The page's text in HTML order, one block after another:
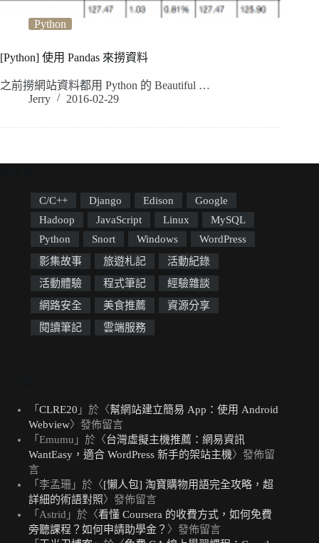
Python
[Python] 使用 Pandas 來撈資料
之前撈網站資料都用 Python 的 Beautiful …
Jerry
2016-02-29
C/C++ Django Edison
Google
Hadoop
JavaScript Linux
MySQL
Python
Snort Windows
WordPress
影集故事
旅遊札記
活動紀錄
活動體驗
程式筆記
經驗雜談
網路安全
美食推薦
資源分享
閱讀筆記
雲端服務
「 CLRE20 」於〈幫網站建立簡易 App：使用 Android
Webview〉發佈留言
「 Emumu 」於〈台灣虛擬主機推薦：網易資訊
WantEasy，適合 WordPress 新手的架站主機〉發佈留
言
「 李孟珊 」於〈[懶人包] 淘寶購物用語完全攻略，超
詳細的術語對照〉發佈留言
「 Astrid 」於〈看懂 Coursera 的收費方式，如何免費
旁聽課程？如何申請助學金？ 〉發佈留言